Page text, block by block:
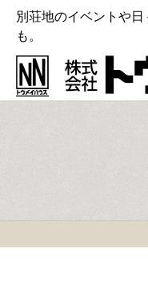
別荘地のイベントや
も。